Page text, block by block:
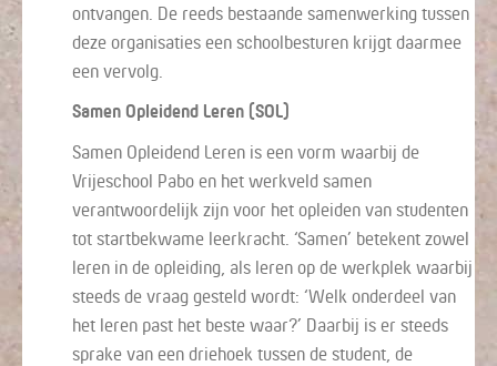
ontvangen. De reeds bestaande samenwerking tussen
deze organisaties een schoolbesturen krijgt daarmee
een vervolg.
Samen Opleidend Leren (SOL)
Samen Opleidend Leren is een vorm waarbij de
Vrijeschool Pabo en het werkveld samen
verantwoordelijk zijn voor het opleiden van studenten
tot startbekwame leerkracht. ‘Samen’ betekent zowel
leren in de opleiding, als leren op de werkplek waarbij
steeds de vraag gesteld wordt: ‘Welk onderdeel van
het leren past het beste waar?’ Daarbij is er steeds
sprake van een driehoek tussen de student, de